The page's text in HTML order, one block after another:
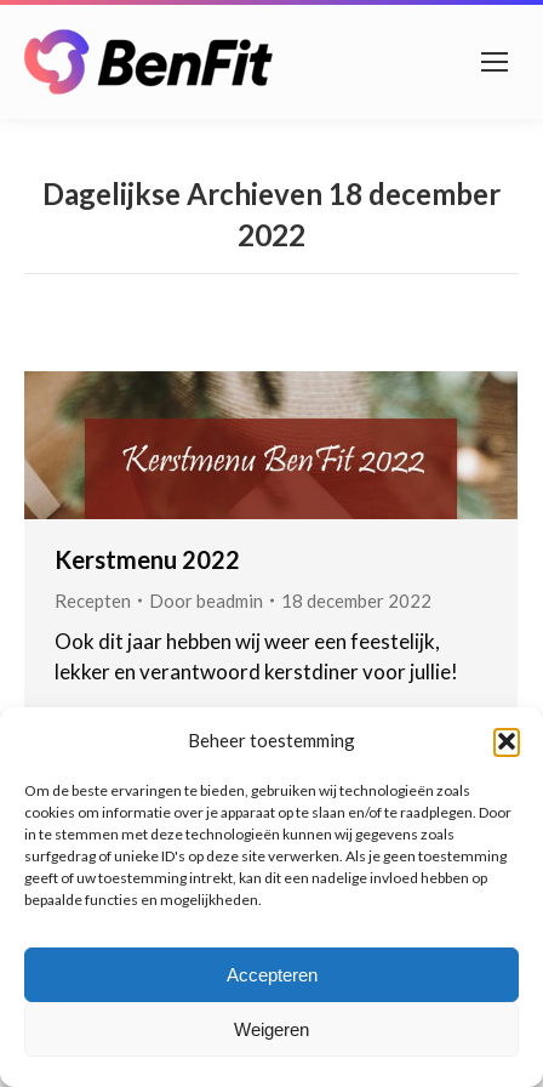
Beheer toestemming
Om de beste ervaringen te bieden, gebruiken wij technologieën zoals
cookies om informatie over je apparaat op te slaan en/of te raadplegen. Door
in te stemmen met deze technologieën kunnen wij gegevens zoals
surfgedrag of unieke ID's op deze site verwerken. Als je geen toestemming
geeft of uw toestemming intrekt, kan dit een nadelige invloed hebben op
bepaalde functies en mogelijkheden.
Accepteren
Weigeren
Dagelijkse Archieven 18 december
2022
Kerstmenu 2022
Recepten Doorbeadmin 18 december 2022
Ook dit jaar hebben wij weer een feestelijk,
lekker en verantwoord kerstdiner voor jullie!
© Copyright BenFit |Site by LL
Copyright menu-NL